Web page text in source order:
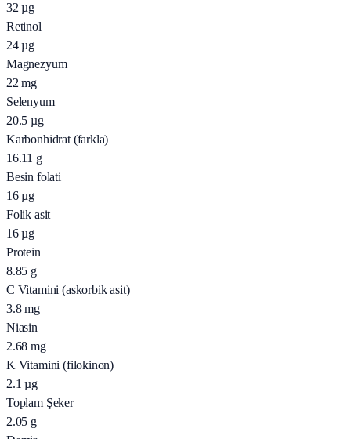
32 µg
Retinol
24 µg
Magnezyum
22 mg
Selenyum
20.5 µg
Karbonhidrat (farkla)
16.11 g
Besin folati
16 µg
Folik asit
16 µg
Protein
8.85 g
C Vitamini (askorbik asit)
3.8 mg
Niasin
2.68 mg
K Vitamini (filokinon)
2.1 µg
Toplam Şeker
2.05 g